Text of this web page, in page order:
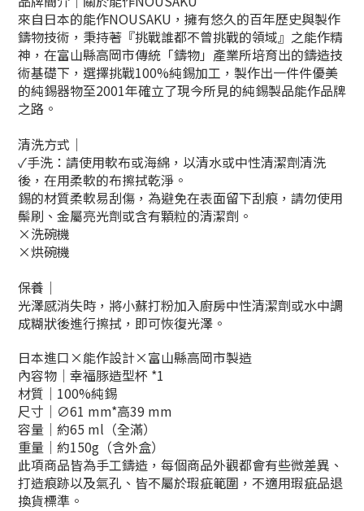
來自日本的能作NOUSAKU，擁有悠久的百年歷史與製作
鑄物技術，秉持著『挑戰誰都不曾挑戰的領域』之能作精
神，在富山縣高岡市傳統「鑄物」產業所培育出的鑄造技
術基礎下，選擇挑戰100%純錫加工，製作出一件件優美
的純錫器物至2001年確立了現今所見的純錫製品能作品牌
之路。
清洗方式｜
✓手洗：請使用軟布或海綿，以清水或中性清潔劑清洗
後，在用柔軟的布擦拭乾淨。
錫的材質柔軟易刮傷，為避免在表面留下刮痕，請勿使用
鬃刷、金屬亮光劑或含有顆粒的清潔劑。
×洗碗機
×烘碗機
保養｜
光澤感消失時，將小蘇打粉加入廚房中性清潔劑或水中調
成糊狀後進行擦拭，即可恢復光澤。
日本進口×能作設計×富山縣高岡市製造
內容物｜幸福豚造型杯 *1
材質｜100%純錫
尺寸｜ ∅61 mm*高39 mm
容量｜約65 ml（全滿）
重量｜約150g（含外盒）
此項商品皆為手工鑄造， 每個商品外觀都會有些微差異、
打造痕跡以及氣孔、 皆不屬於瑕疵範圍 ，不適用瑕疵品退
換貨標準。